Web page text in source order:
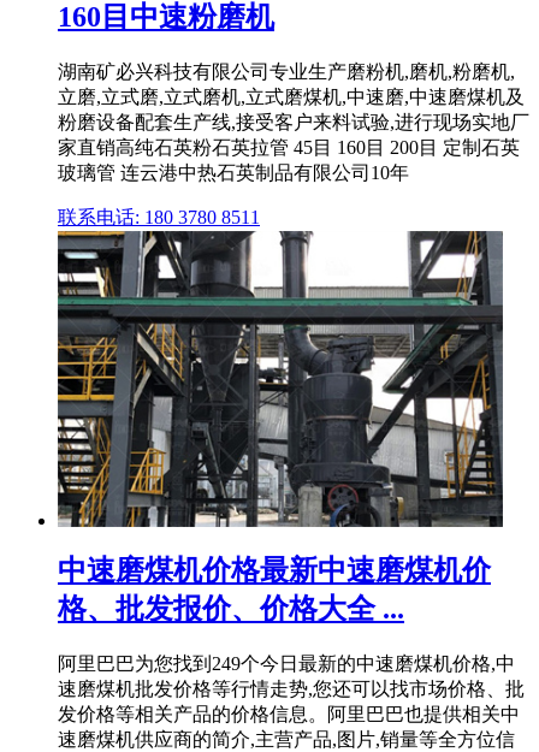
160目中速粉磨机
湖南矿必兴科技有限公司专业生产磨粉机,磨机,粉磨机,
立磨,立式磨,立式磨机,立式磨煤机,中速磨,中速磨煤机及
粉磨设备配套生产线,接受客户来料试验,进行现场实地厂
家直销高纯石英粉石英拉管 45目 160目 200目 定制石英
玻璃管 连云港中热石英制品有限公司10年
联系电话: 180 3780 8511
中速磨煤机价格最新中速磨煤机价
格、批发报价、价格大全 ...
阿里巴巴为您找到249个今日最新的中速磨煤机价格,中
速磨煤机批发价格等行情走势,您还可以找市场价格、批
发价格等相关产品的价格信息。阿里巴巴也提供相关中
速磨煤机供应商的简介,主营产品,图片,销量等全方位信